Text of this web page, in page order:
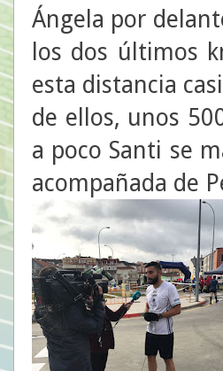
Ángela por
los dos últimos
esta distancia
de ellos, unos
a poco Santi se
acompañada de